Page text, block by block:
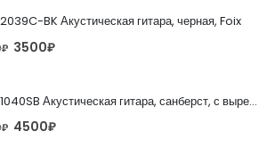
BK Акустическая гитара, черная, Foix
₽ 3500₽
FFG-1040SB Акустическая гитара, санберст, с вырезом, Foix
₽ 4500₽